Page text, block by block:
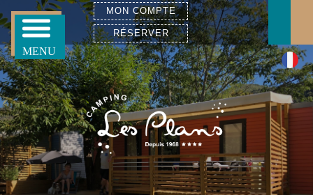
MON COMPTE
RÉSERVER